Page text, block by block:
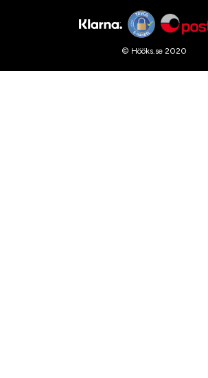
© Hööks.se 2020